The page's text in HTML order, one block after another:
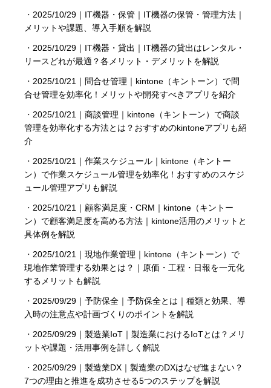
・ 2025/10/29｜IT機器・保管｜IT機器の保管・管理方法｜
メリットや課題、導入手順を解説
・ 2025/10/29｜IT機器・貸出｜IT機器の貸出はレンタル・
リースどれが最適？各メリット・デメリットを解説
・ 2025/10/21｜問合せ管理｜kintone（キントーン）で問
合せ管理を効率化！メリットや開発すべきアプリを紹介
・ 2025/10/21｜商談管理｜kintone（キントーン）で商談
管理を効率化する方法とは？おすすめのkintoneアプリも紹
介
・ 2025/10/21｜作業スケジュール｜kintone（キントー
ン）で作業スケジュール管理を効率化！おすすめのスケジ
ュール管理アプリも解説
・ 2025/10/21｜顧客満足度・CRM｜kintone（キントー
ン）で顧客満足度を高める方法｜kintone活用のメリットと
具体例を解説
・ 2025/10/21｜現地作業管理｜kintone（キントーン）で
現地作業管理する効果とは？｜原価・工程・日報を一元化
するメリットも解説
・ 2025/09/29｜予防保全｜予防保全とは｜種類と効果、導
入時の注意点や計画づくりのポイントを解説
・ 2025/09/29｜製造業IoT｜製造業におけるIoTとは？メリ
ットや課題・活用事例を詳しく解説
・ 2025/09/29｜製造業DX｜製造業のDXはなぜ進まない？
7つの理由と推進を成功させる5つのステップを解説